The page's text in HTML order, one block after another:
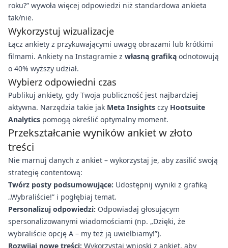
roku?” wywoła więcej odpowiedzi niż standardowa ankieta
tak/nie.
Wykorzystuj wizualizacje
Łącz ankiety z przykuwającymi uwagę obrazami lub krótkimi
filmami. Ankiety na Instagramie z własną grafiką odnotowują
o 40% wyższy udział.
Wybierz odpowiedni czas
Publikuj ankiety, gdy Twoja publiczność jest najbardziej
aktywna. Narzędzia takie jak Meta Insights czy Hootsuite
Analytics pomogą określić optymalny moment.
Przekształcanie wyników ankiet w złoto
treści
Nie marnuj danych z ankiet – wykorzystaj je, aby zasilić swoją
strategię contentową:
Twórz posty podsumowujące: Udostępnij wyniki z grafiką
„Wybraliście!” i pogłębiaj temat.
Personalizuj odpowiedzi: Odpowiadaj głosującym
spersonalizowanymi wiadomościami (np. „Dzięki, że
wybraliście opcję A – my też ją uwielbiamy!”).
Rozwijaj nowe treści: Wykorzystaj wnioski z ankiet, aby